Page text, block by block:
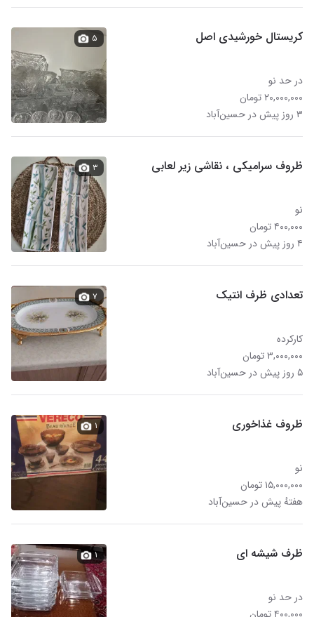
کریستال خورشیدی اصل
در حد نو
۲۰,۰۰۰,۰۰۰ تومان
۳ روز پیش در حسین‌آباد
۵
ظروف سرامیکی ، نقاشی زیر لعابی
نو
۴۰۰,۰۰۰ تومان
۴ روز پیش در حسین‌آباد
۳
تعدادی ظرف انتیک
کارکرده
۳,۰۰۰,۰۰۰ تومان
۵ روز پیش در حسین‌آباد
۷
ظروف غذاخوری
نو
۱۵,۰۰۰,۰۰۰ تومان
هفتهٔ پیش در حسین‌آباد
۱
ظرف شیشه ای
در حد نو
۱